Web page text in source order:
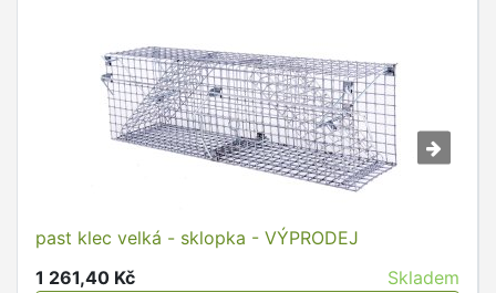
past klec velká - sklopka - VÝPRODEJ
1 261,40 Kč
Skladem